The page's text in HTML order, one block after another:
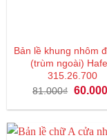
Bản lề khung nhôm
(trùm ngoài)
315.26.700
81.000₫ Giá
là:
60.000